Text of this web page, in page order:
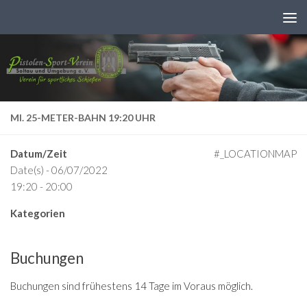
MI. 25-METER-BAHN 19:20 UHR
#_LOCATIONMAP
Datum/Zeit
Date(s) - 06/07/2022
19:20 - 20:00
Kategorien
Buchungen
Buchungen sind frühestens 14 Tage im Voraus möglich.